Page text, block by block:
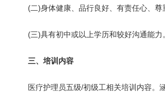
(二)身体健康、品行良好、有责任心、尊
(三)具有初中或以上学历和较好沟通能力。
三、培训内容
医疗护理员五级/初级工相关培训内容。涵